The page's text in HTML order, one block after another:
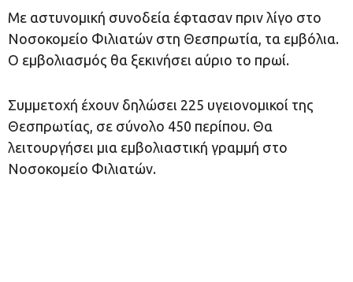
Με αστυνομική συνοδεία έφτασαν πριν λίγο στο
Νοσοκομείο Φιλιατών στη Θεσπρωτία, τα εμβόλια.
Ο εμβολιασμός θα ξεκινήσει αύριο το πρωί.
Συμμετοχή έχουν δηλώσει 225 υγειονομικοί της
Θεσπρωτίας, σε σύνολο 450 περίπου. Θα
λειτουργήσει μια εμβολιαστική γραμμή στο
Νοσοκομείο Φιλιατών.